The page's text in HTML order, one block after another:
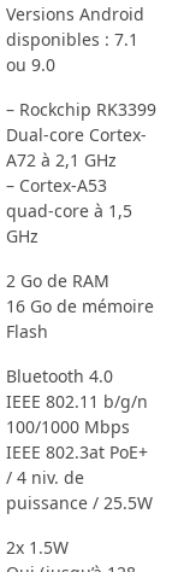
Versions Android
disponibles : 7.1
ou 9.0
– Rockchip RK3399
Dual-core Cortex-
A72 à 2,1 GHz
– Cortex-A53
quad-core à 1,5
GHz
2 Go de RAM
16 Go de mémoire
Flash
Bluetooth 4.0
IEEE 802.11 b/g/n
100/1000 Mbps
IEEE 802.3at PoE+
/ 4 niv. de
puissance / 25.5W
2x 1.5W